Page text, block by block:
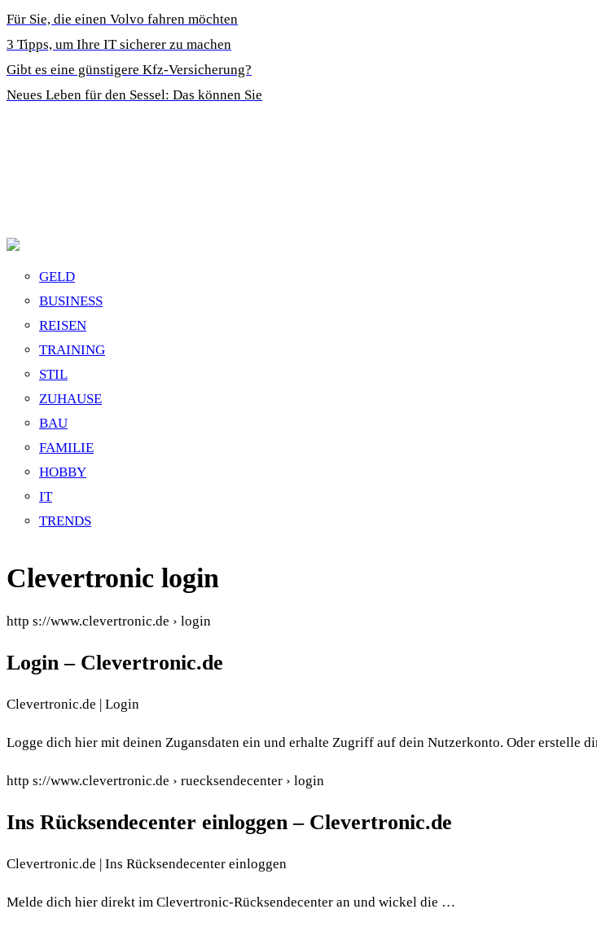
Für Sie, die einen Volvo fahren möchten
3 Tipps, um Ihre IT sicherer zu machen
Gibt es eine günstigere Kfz-Versicherung?
Neues Leben für den Sessel: Das können Sie
GELD
BUSINESS
REISEN
TRAINING
STIL
ZUHAUSE
BAU
FAMILIE
HOBBY
IT
TRENDS
Clevertronic login
http s://www.clevertronic.de › login
Login – Clevertronic.de
Clevertronic.de | Login
Logge dich hier mit deinen Zugansdaten ein und erhalte Zugriff auf dein Nutzerkonto. Oder erstelle
http s://www.clevertronic.de › ruecksendecenter › login
Ins Rücksendecenter einloggen – Clevertronic.de
Clevertronic.de | Ins Rücksendecenter einloggen
Melde dich hier direkt im Clevertronic-Rücksendecenter an und wickel die …